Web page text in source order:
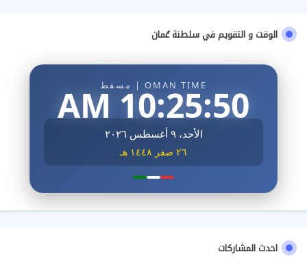
الوقت و التقويم في سلطنة عُمان
OMAN TIME | مسقط
10:25:51 AM
الأحد، ٩ أغسطس ٢٠٢٦
٢٦ صفر ١٤٤٨ هـ
احدث المشاركات